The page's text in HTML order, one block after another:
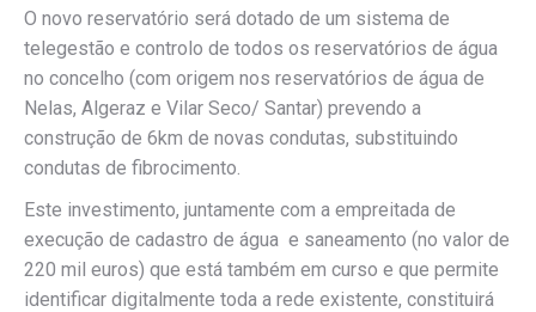
O novo reservatório será dotado de um sistema de
telegestão e controlo de todos os reservatórios de água
no concelho (com origem nos reservatórios de água de
Nelas, Algeraz e Vilar Seco/ Santar) prevendo a
construção de 6km de novas condutas, substituindo
condutas de fibrocimento.
Este investimento, juntamente com a empreitada de
execução de cadastro de água e saneamento (no valor de
220 mil euros) que está também em curso e que permite
identificar digitalmente toda a rede existente, constituirá